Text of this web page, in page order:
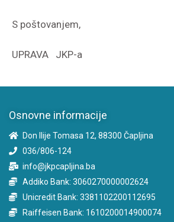
S poštovanjem,
UPRAVA JKP-a
Osnovne informacije
Don Ilije Tomasa 12, 88300 Čapljina
036/806-124
info@jkpcapljina.ba
Addiko Bank: 3060270000002624
Unicredit Bank: 3381102200112695
Raiffeisen Bank: 1610200014900074